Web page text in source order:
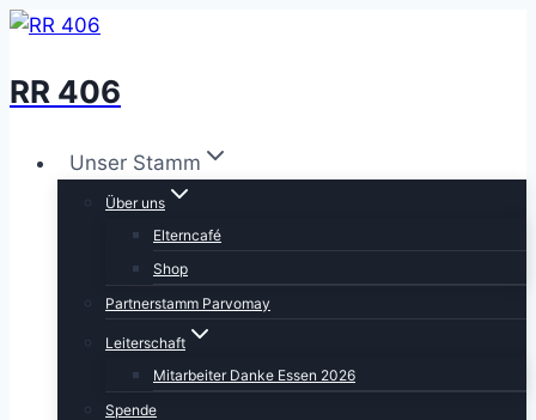
Zum
springen
RR 406
Unser Stamm
Über uns
Elterncafé
Shop
Partnerstamm Parvomay
Leiterschaft
Mitarbeiter Danke Essen 2026
Spende